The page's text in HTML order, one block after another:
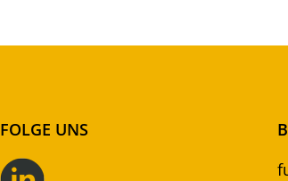
FOLGE UNS